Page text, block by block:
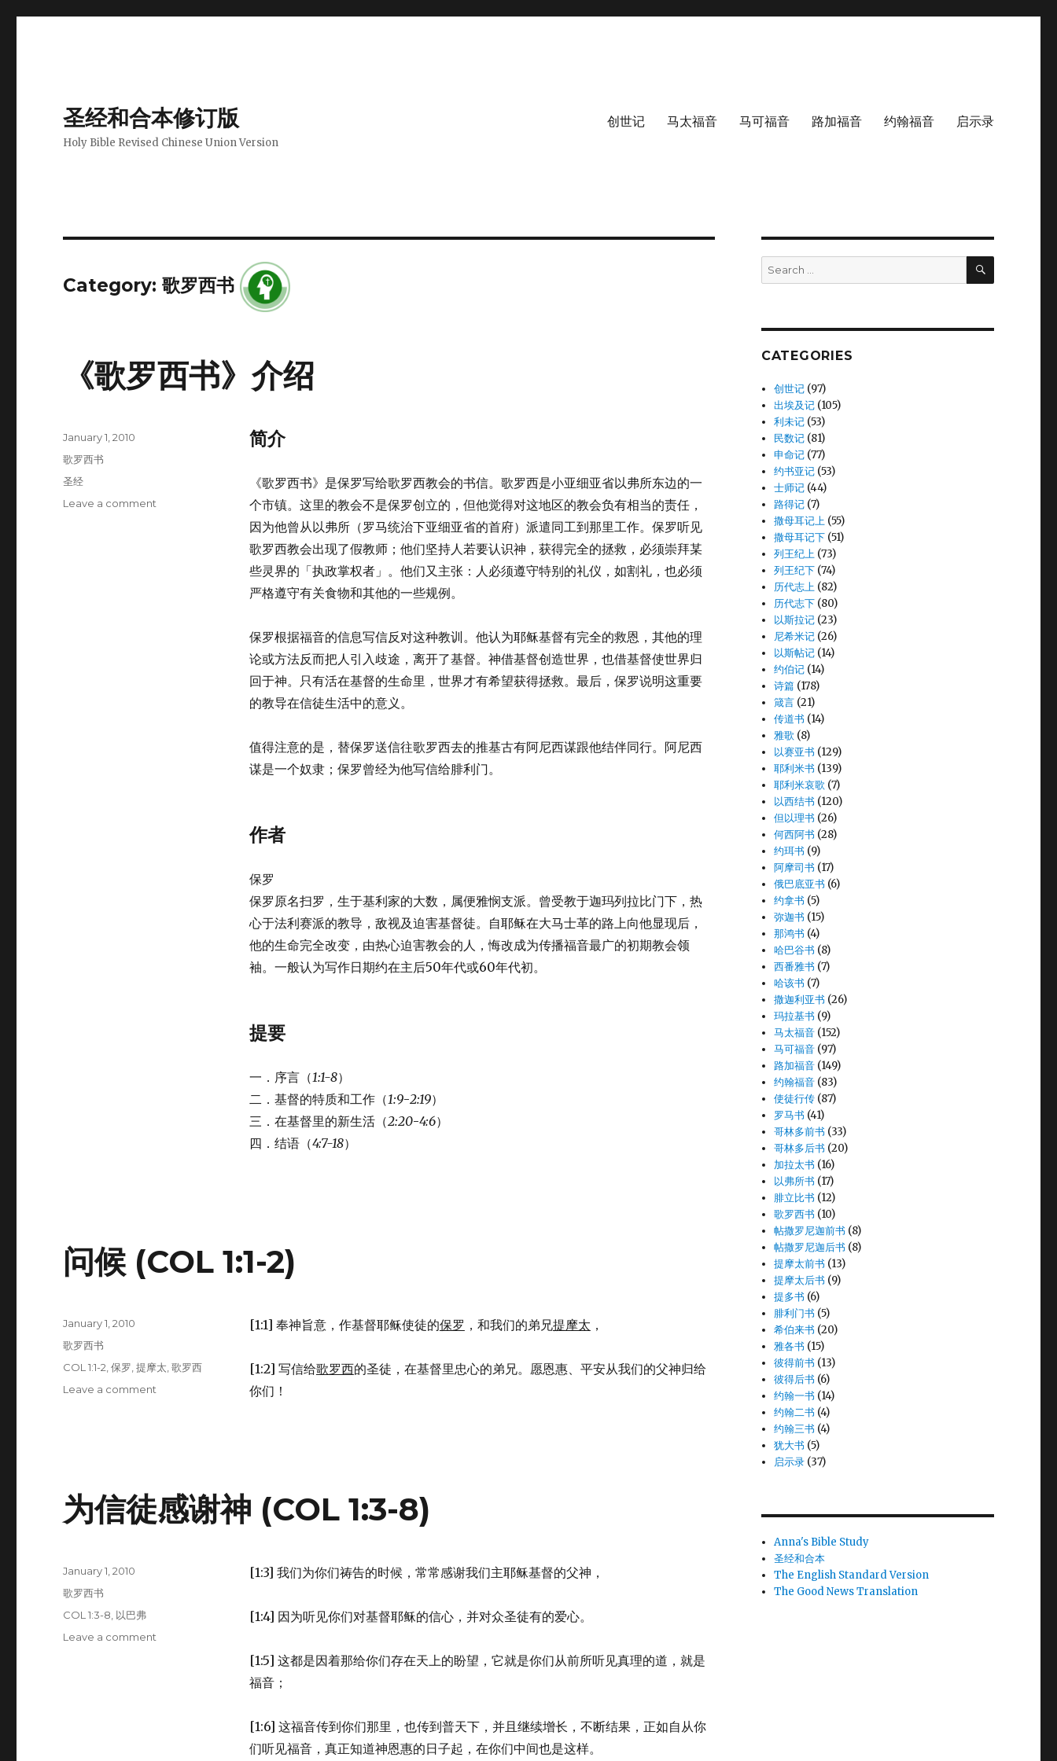
圣经和合本修订版
Holy Bible Revised Chinese Union Version
创世记 马太福音 马可福音 路加福音 约翰福音 启示录
Category: 歌罗西书
《歌罗西书》介绍
简介
《歌罗西书》是保罗写给歌罗西教会的书信。歌罗西是小亚细亚省以弗所东边的一
个市镇。这里的教会不是保罗创立的，但他觉得对这地区的教会负有相当的责任，
因为他曾从以弗所（罗马统治下亚细亚省的首府）派遣同工到那里工作。保罗听见
歌罗西教会出现了假教师；他们坚持人若要认识神，获得完全的拯救，必须崇拜某
些灵界的「执政掌权者」。他们又主张：人必须遵守特别的礼仪，如割礼，也必须
严格遵守有关食物和其他的一些规例。
保罗根据福音的信息写信反对这种教训。他认为耶稣基督有完全的救恩，其他的理
论或方法反而把人引入歧途，离开了基督。神借基督创造世界，也借基督使世界归
回于神。只有活在基督的生命里，世界才有希望获得拯救。最后，保罗说明这重要
的教导在信徒生活中的意义。
值得注意的是，替保罗送信往歌罗西去的推基古有阿尼西谋跟他结伴同行。阿尼西
谋是一个奴隶；保罗曾经为他写信给腓利门。
作者
保罗
保罗原名扫罗，生于基利家的大数，属便雅悯支派。曾受教于迦玛列拉比门下，热
心于法利赛派的教导，敌视及迫害基督徒。自耶稣在大马士革的路上向他显现后，
他的生命完全改变，由热心迫害教会的人，悔改成为传播福音最广的初期教会领
袖。一般认为写作日期约在主后50年代或60年代初。
提要
一．序言（1:1-8）
二．基督的特质和工作（1:9-2:19）
三．在基督里的新生活（2:20-4:6）
四．结语（4:7-18）
Posted
on
January 1, 2010
Categories
歌罗西书
Tags
圣经
Leave a comment
问候 (COL 1:1-2)
[1:1] 奉神旨意，作基督耶稣使徒的保罗 ，和我们的弟兄提摩太 ，
[1:2] 写信给歌罗西的圣徒，在基督里忠心的弟兄。愿恩惠、平安从我们的父神归给
你们！
Posted
on
January 1, 2010
Categories
歌罗西书
Tags
COL 1:1-2 ,保罗 ,提摩太 ,歌罗西
Leave a comment
为信徒感谢神 (COL 1:3-8)
[1:3] 我们为你们祷告的时候，常常感谢我们主耶稣基督的父神，
[1:4] 因为听见你们对基督耶稣的信心，并对众圣徒有的爱心。
[1:5] 这都是因着那给你们存在天上的盼望，它就是你们从前所听见真理的道，就是
福音；
[1:6] 这福音传到你们那里，也传到普天下，并且继续增长，不断结果，正如自从你
们听见福音，真正知道神恩惠的日子起，在你们中间也是这样。
Posted
on
January 1, 2010
Categories
歌罗西书
Tags
COL 1:3-8 以巴弗
Leave a comment
Search
for:
SEARCH
CATEGORIES
创世记 (97)
出埃及记 (105)
利未记 (53)
民数记 (81)
申命记 (77)
约书亚记 (53)
士师记 (44)
路得记 (7)
撒母耳记上 (55)
撒母耳记下 (51)
列王纪上 (73)
列王纪下 (74)
历代志上 (82)
历代志下 (80)
以斯拉记 (23)
尼希米记 (26)
以斯帖记 (14)
约伯记 (14)
诗篇 (178)
箴言 (21)
传道书 (14)
雅歌 (8)
以赛亚书 (129)
耶利米书 (139)
耶利米哀歌 (7)
以西结书 (120)
但以理书 (26)
何西阿书 (28)
约珥书 (9)
阿摩司书 (17)
俄巴底亚书 (6)
约拿书 (5)
弥迦书 (15)
那鸿书 (4)
哈巴谷书 (8)
西番雅书 (7)
哈该书 (7)
撒迦利亚书 (26)
玛拉基书 (9)
马太福音 (152)
马可福音 (97)
路加福音 (149)
约翰福音 (83)
使徒行传 (87)
罗马书 (41)
哥林多前书 (33)
哥林多后书 (20)
加拉太书 (16)
以弗所书 (17)
腓立比书 (12)
歌罗西书 (10)
帖撒罗尼迦前书 (8)
帖撒罗尼迦后书 (8)
提摩太前书 (13)
提摩太后书 (9)
提多书 (6)
腓利门书 (5)
希伯来书 (20)
雅各书 (15)
彼得前书 (13)
彼得后书 (6)
约翰一书 (14)
约翰二书 (4)
约翰三书 (4)
犹大书 (5)
启示录 (37)
Anna's Bible Study
圣经和合本
The English Standard Version
The Good News Translation